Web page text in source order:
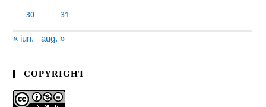
30 31
« iun. aug. »
COPYRIGHT